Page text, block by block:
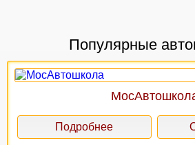
Популярные
Подробнее